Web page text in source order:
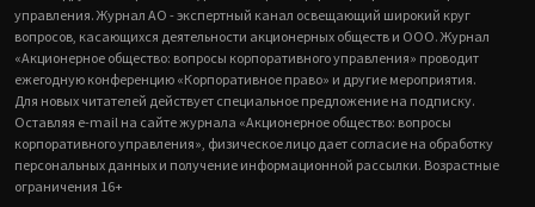
управления. Журнал АО - экспертный канал освещающий широкий круг
вопросов, касающихся деятельности акционерных обществ и ООО. Журнал
«Акционерное общество: вопросы корпоративного управления» проводит
ежегодную конференцию «Корпоративное право» и другие мероприятия.
Для новых читателей действует специальное предложение на подписку.
Оставляя e-mail на сайте журнала «Акционерное общество: вопросы
корпоративного управления», физическое лицо дает согласие на обработку
персональных данных и получение информационной рассылки. Возрастные
ограничения 16+